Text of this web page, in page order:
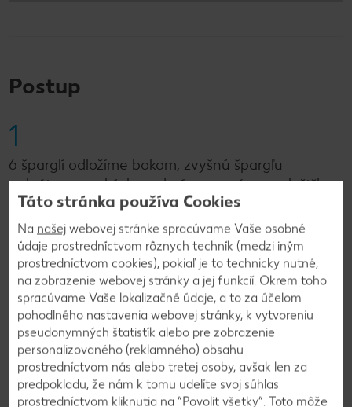
Postup
1
6 šparglí odložíme bokom, zvyšnú špargľu
nakrájame na kúsky a dusíme vo vývare s lyžičkou
soli a cukru asi 15 minút. Špargle zlejeme, do
šťavy pridáme smotanu a uvedieme do varu.
2
Škrob premiešame s trochou studenej vody,
polievku zahustíme a dochutíme soľou, čiernym
korením a citrónovou šťavou. Zvyšné špargle
nakrájame na tenké plátky, osušíme, opečieme na
rozpálenom oleji asi 1 až 2 minúty do zlatohneda
Táto stránka používa Cookies
Na našej webovej stránke spracúvame Vaše osobné
údaje prostredníctvom rôznych techník (medzi iným
prostredníctvom cookies), pokiaľ je to technicky nutné,
na zobrazenie webovej stránky a jej funkcií. Okrem toho
spracúvame Vaše lokalizačné údaje, a to za účelom
pohodlného nastavenia webovej stránky, k vytvoreniu
pseudonymných štatistík alebo pre zobrazenie
personalizovaného (reklamného) obsahu
prostredníctvom nás alebo tretej osoby, avšak len za
predpokladu, že nám k tomu udelíte svoj súhlas
prostredníctvom kliknutia na “Povoliť všetky”. Toto môže